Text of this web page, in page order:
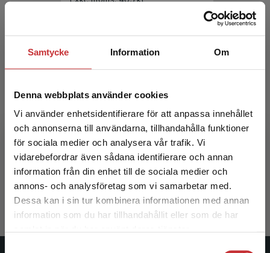
Samtycke Information Om
Denna webbplats använder cookies
Vi använder enhetsidentifierare för att anpassa innehållet
och annonserna till användarna, tillhandahålla funktioner
för sociala medier och analysera vår trafik. Vi
vidarebefordrar även sådana identifierare och annan
information från din enhet till de sociala medier och
annons- och analysföretag som vi samarbetar med.
Dessa kan i sin tur kombinera informationen med annan
information som du har tillhandahållit eller som de har
Begränsad fraktregion
Det verkar som att du besöker
studentlitteratur.se via en enhet utanför Sverige.
Vi erbjuder inte leveranser utanför Sverige. För
Människan i arbetslivet
Holmström, E - Ohlsson, K (red.)
268 krinkl. moms
Exkl. moms: 253 kr